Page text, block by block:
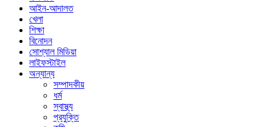
আইন-আদালত
খেলা
শিক্ষা
বিনোদন
সোশ্যাল মিডিয়া
লাইফস্টাইল
অন্যান্য
সম্পাদকীয়
ধর্ম
স্বাস্থ্য
প্রযুক্তি